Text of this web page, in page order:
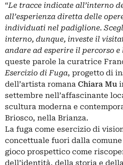
“Le tracce indicate all’interno
all’esperienza diretta delle
individuati nel padiglione.
interno, dunque, investe il
andare ad esperire il percorso e
queste parole la curatrice
Esercizio di Fuga, progetto di
dell’artista romana Chiara Mu
settembre nell’affascinante
scultura moderna e
Briosco, nella Brianza.
La fuga come esercizio di
concettuale fuori dalla
gioco prospettico come
dell’identità, della storia e